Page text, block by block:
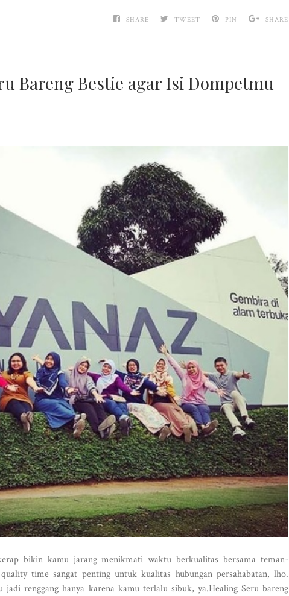
SHARE TWEET PIN SHARE
Bareng Bestie agar Isi Dompetmu
bikin kamu jarang menikmati waktu berkualitas bersama teman-
time sangat penting untuk kualitas hubungan persahabatan, lho.
jadi renggang hanya karena kamu terlalu sibuk, ya.Healing Seru bareng